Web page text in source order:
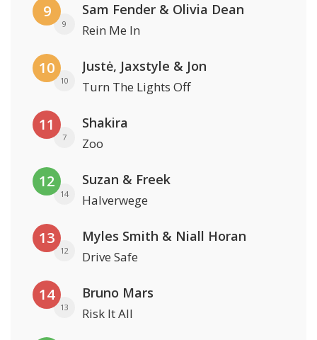
9
9
Sam Fender & Olivia Dean
Rein Me In
10
10
Justė, Jaxstyle & Jon
Turn The Lights Off
11
7
Shakira
Zoo
12
14
Suzan & Freek
Halverwege
13
12
Myles Smith & Niall Horan
Drive Safe
14
13
Bruno Mars
Risk It All